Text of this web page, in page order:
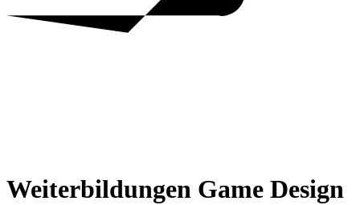
Weiterbildungen Game Design